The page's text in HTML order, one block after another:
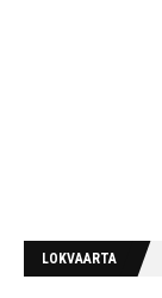
LOKVAARTA